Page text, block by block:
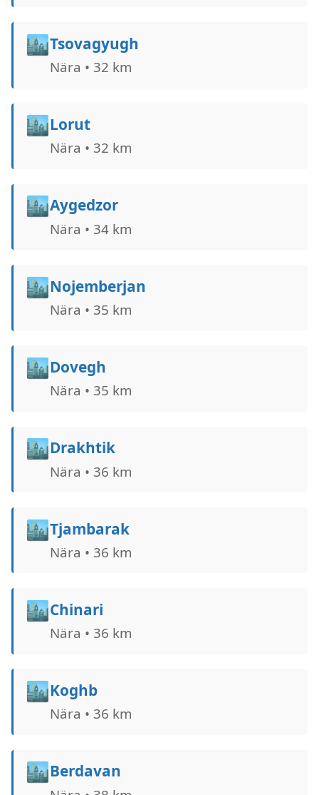
🏙️Tsovagyugh
Nära • 32 km
🏙️Lorut
Nära • 32 km
🏙️Aygedzor
Nära • 34 km
🏙️Nojemberjan
Nära • 35 km
🏙️Dovegh
Nära • 35 km
🏙️Drakhtik
Nära • 36 km
🏙️Tjambarak
Nära • 36 km
🏙️Chinari
Nära • 36 km
🏙️Koghb
Nära • 36 km
🏙️Berdavan